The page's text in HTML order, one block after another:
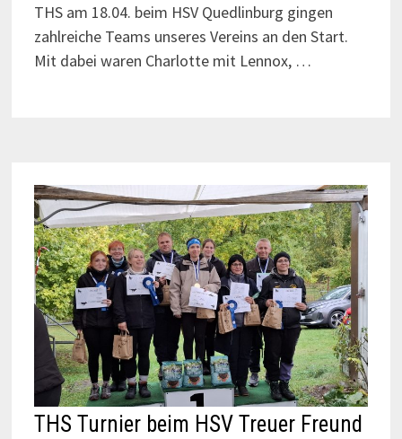
THS am 18.04. beim HSV Quedlinburg gingen
zahlreiche Teams unseres Vereins an den Start.
Mit dabei waren Charlotte mit Lennox, …
THS Turnier beim HSV Treuer Freund